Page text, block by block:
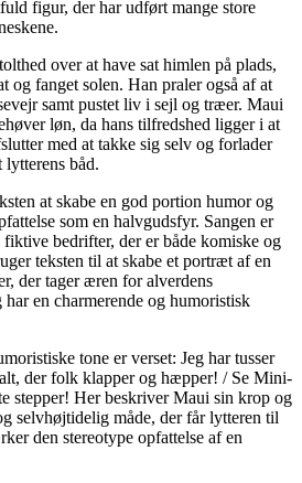
figur, der har udført mange store
over at have sat himlen på plads,
og fanget solen. Han praler også af at
samt pustet liv i sejl og træer. Maui
løn, da hans tilfredshed ligger i at
med at takke sig selv og forlader
lytterens båd.
at skabe en god portion humor og
som en halvgudsfyr. Sangen er
bedrifter, der er både komiske og
teksten til at skabe et portræt af en
der tager æren for alverdens
en charmerende og humoristisk
tone er verset: Jeg har tusser
der folk klapper og hæpper! / Se Mini-
stepper! Her beskriver Maui sin krop og
selvhøjtidelig måde, der får lytteren til
den stereotype opfattelse af en